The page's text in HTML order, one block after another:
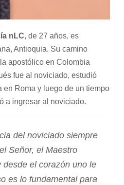
nLC, de 27 años, es
Antioquia. Su camino
apostólico en Colombia
fue al noviciado, estudió
en Roma y luego de un tiempo
a ingresar al noviciado.
del noviciado siempre
el Señor, el Maestro
desde el corazón uno le
es lo fundamental para